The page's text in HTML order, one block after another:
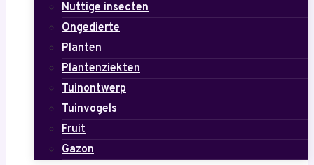
Nuttige insecten
Ongedierte
Planten
Plantenziekten
Tuinontwerp
Tuinvogels
Fruit
Gazon